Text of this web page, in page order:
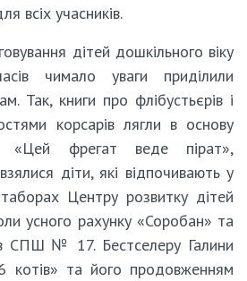
всіх учасників.
дітей дошкільного віку
чимало уваги приділили
Так, книги про флібустьєрів і
корсарів лягли в основу
«Цей фрегат веде пірат»,
діти, які відпочивають у
таборах Центру розвитку дітей
усного рахунку «Соробан» та
СПШ № 17. Бестселеру Галини
котів» та його продовженням